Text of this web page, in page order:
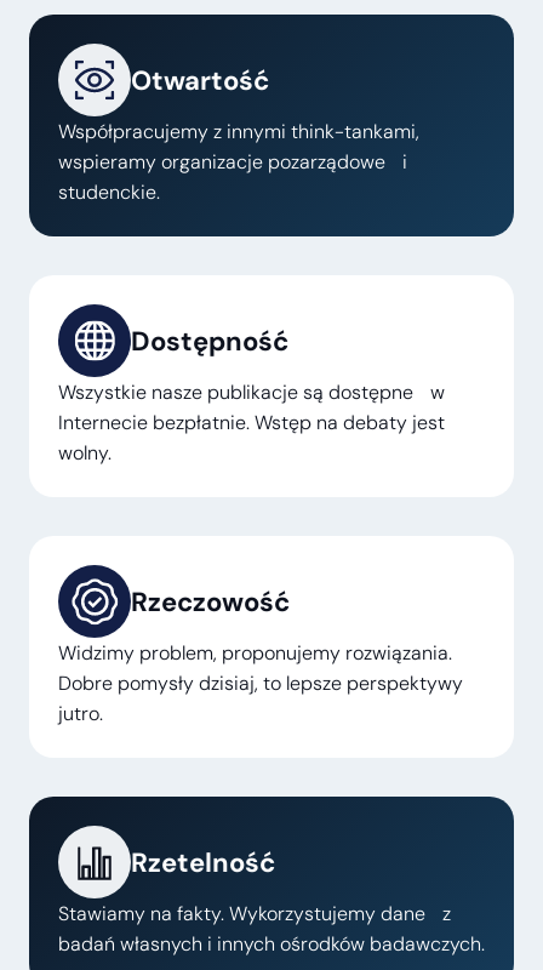
Otwartość
Współpracujemy z innymi think-tankami,
wspieramy organizacje pozarządowe i
studenckie.
Dostępność
Wszystkie nasze publikacje są dostępne w
Internecie bezpłatnie. Wstęp na debaty jest
wolny.
Rzeczowość
Widzimy problem, proponujemy rozwiązania.
Dobre pomysły dzisiaj, to lepsze perspektywy
jutro.
Rzetelność
Stawiamy na fakty. Wykorzystujemy dane z
badań własnych i innych ośrodków badawczych.